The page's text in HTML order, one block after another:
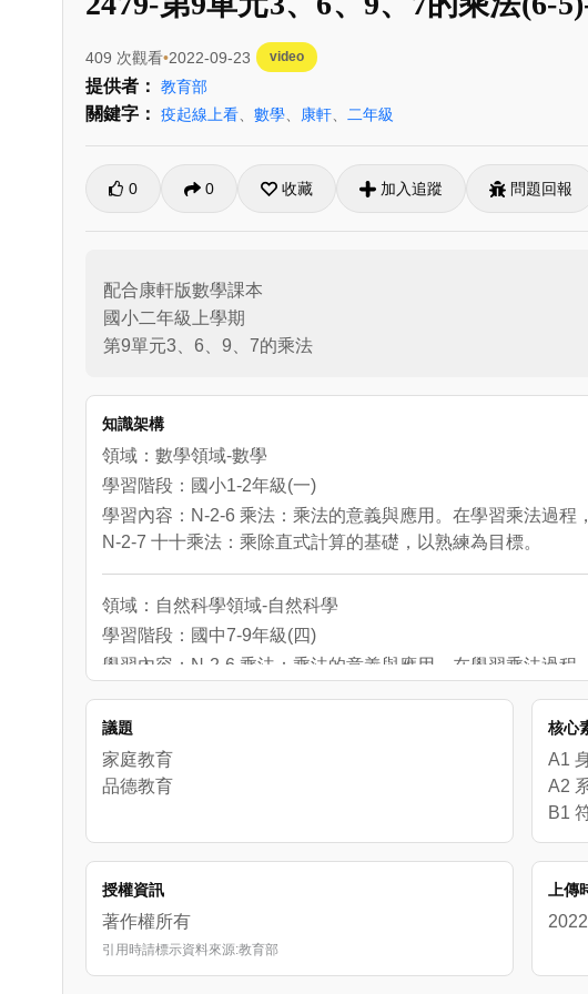
409 次觀看 2022-09-23 video
提供者： 教育部
關鍵字： 疫起線上看 數學 康軒 二年級
0 0 收藏 加入追蹤 問題回報
配合康軒版數學課本
國小二年級上學期
第9單元3、6、9、7的乘法
知識架構
領域：數學領域-數學
學習階段：國小1-2年級(一)
學習內容：N-2-6 乘法：乘法的意義與應用。在學習乘法過程
N-2-7 十十乘法：乘除直式計算的基礎，以熟練為目標。
領域：自然科學領域-自然科學
學習階段：國中7-9年級(四)
學習內容：N-2-6 乘法：乘法的意義與應用。在學習乘法過程
學習表現：n-Ⅰ-4 理解乘法的意義，熟練十十乘法，並初步進
議題
家庭教育
品德教育
核心
A1
A2
B1
授權資訊
著作權所有
引用時請標示資料來源:教育部
上傳